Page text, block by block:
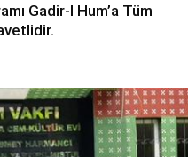
Gadir-I Hum’a Tüm